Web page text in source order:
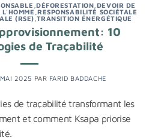
,DÉFORESTATION DEVOIR DE
L'HOMME,RESPONSABILITÉ SOCIÉTALE
(RSE) ,TRANSITION ÉNERGÉTIQUE
10
de Traçabilité
2025 PAR FARID BADDACHE
de traçabilité transformant les
et comment Ksapa priorise